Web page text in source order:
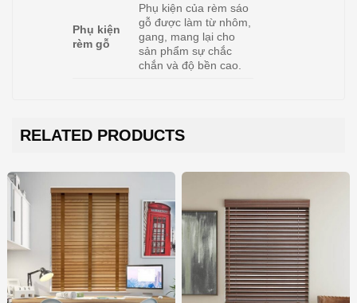
Phụ kiện
rèm gỗ
Phụ kiện của rèm sáo
gỗ được làm từ nhôm,
gang, mang lại cho
sản phẩm sự chắc
chắn và độ bền cao.
RELATED PRODUCTS